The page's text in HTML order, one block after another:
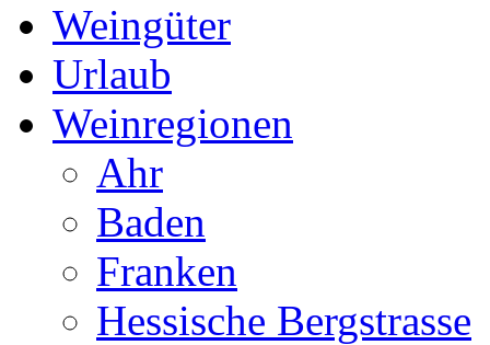
Weingüter
Urlaub
Weinregionen
Ahr
Baden
Franken
Hessische Bergstrasse